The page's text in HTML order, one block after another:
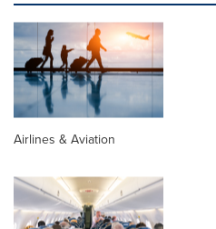
Airlines & Aviation